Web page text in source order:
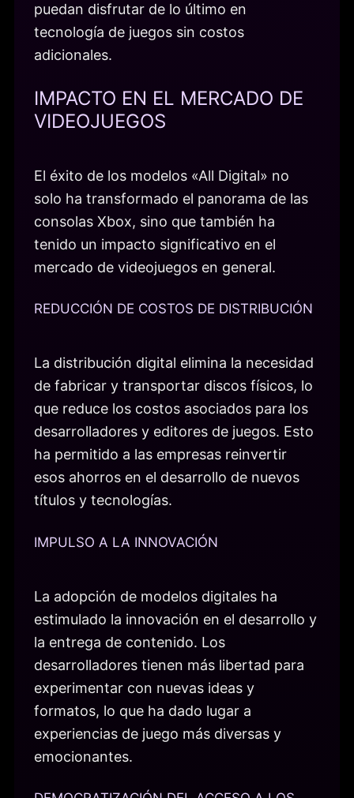
puedan disfrutar de lo último en
tecnología de juegos sin costos
adicionales.
IMPACTO EN EL MERCADO DE
VIDEOJUEGOS
El éxito de los modelos «All Digital» no
solo ha transformado el panorama de las
consolas Xbox, sino que también ha
tenido un impacto significativo en el
mercado de videojuegos en general.
REDUCCIÓN DE COSTOS DE DISTRIBUCIÓN
La distribución digital elimina la necesidad
de fabricar y transportar discos físicos, lo
que reduce los costos asociados para los
desarrolladores y editores de juegos. Esto
ha permitido a las empresas reinvertir
esos ahorros en el desarrollo de nuevos
títulos y tecnologías.
IMPULSO A LA INNOVACIÓN
La adopción de modelos digitales ha
estimulado la innovación en el desarrollo y
la entrega de contenido. Los
desarrolladores tienen más libertad para
experimentar con nuevas ideas y
formatos, lo que ha dado lugar a
experiencias de juego más diversas y
emocionantes.